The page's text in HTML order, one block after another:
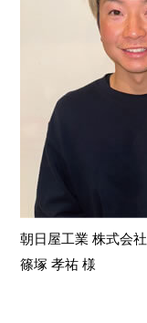
朝日屋工業 株式会社
篠塚 孝祐 様